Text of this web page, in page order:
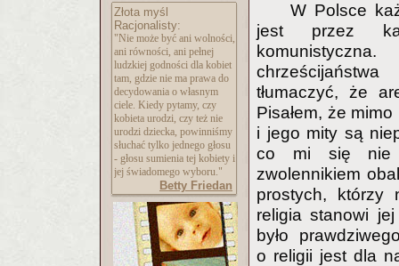
Złota myśl
Racjonalisty:
"Nie może być ani wolności,
ani równości, ani pełnej
ludzkiej godności dla kobiet
tam, gdzie nie ma prawa do
decydowania o własnym
ciele. Kiedy pytamy, czy
kobieta urodzi, czy też nie
urodzi dziecka, powinniśmy
słuchać tylko jednego głosu
- głosu sumienia tej kobiety i
jej świadomego wyboru."
Betty Friedan
W Polsce
jest przez
tłumaczyć, że
Pisałem, że
i jego mity są
co mi się nie
zwolennikiem
prostych, którzy
religia stanowi
było
o religii jest dla